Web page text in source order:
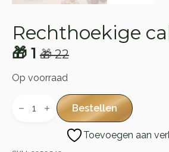
Rechthoekige
🎁22
Oorspronkelijke
prijs
🎁 22.
🎁 1
Huidige
prijs
🎁 1.
Op voorraad
Rechthoekige
cakevorm
Bestellen
Toevoegen aan